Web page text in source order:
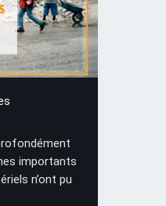
importants
n’ont pu